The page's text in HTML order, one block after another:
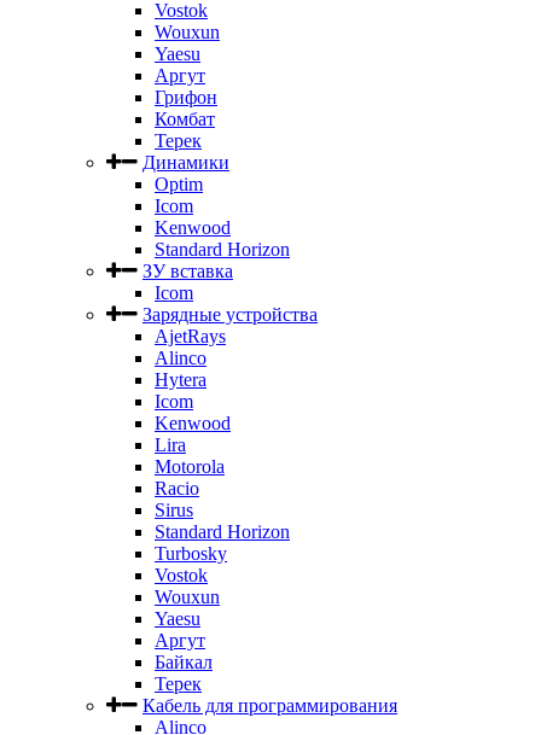
Vostok
Wouxun
Yaesu
Аргут
Грифон
Комбат
Терек
Динамики
Optim
Icom
Kenwood
Standard Horizon
ЗУ вставка
Icom
Зарядные устройства
AjetRays
Alinco
Hytera
Icom
Kenwood
Lira
Motorola
Racio
Sirus
Standard Horizon
Turbosky
Vostok
Wouxun
Yaesu
Аргут
Байкал
Терек
Кабель для программирования
Alinco